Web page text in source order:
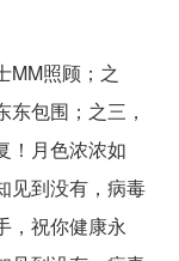
MM照顾；之
包围；之三，
！月色浓浓如
见到没有，病毒
，祝你健康永